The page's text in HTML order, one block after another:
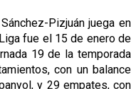
Pizjuán juega en
fue el 15 de enero de
19 de la temporada
con un balance
y 29 empates, con